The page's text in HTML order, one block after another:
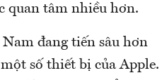
quan tâm nhiều hơn.
đang tiến sâu hơn
số thiết bị của Apple.